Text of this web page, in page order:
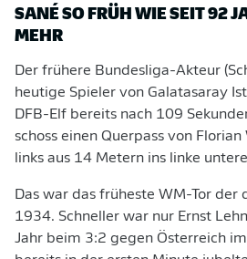
SANÉ SO FRÜH WIE SEIT 92
MEHR
Der frühere Bundesliga-Akteur
heutige Spieler von Galatasaray
DFB-Elf bereits nach 109
schoss einen Querpass von
links aus 14 Metern ins linke
Das war das früheste WM-Tor der
1934. Schneller war nur Ernst
Jahr beim 3:2 gegen Österreich